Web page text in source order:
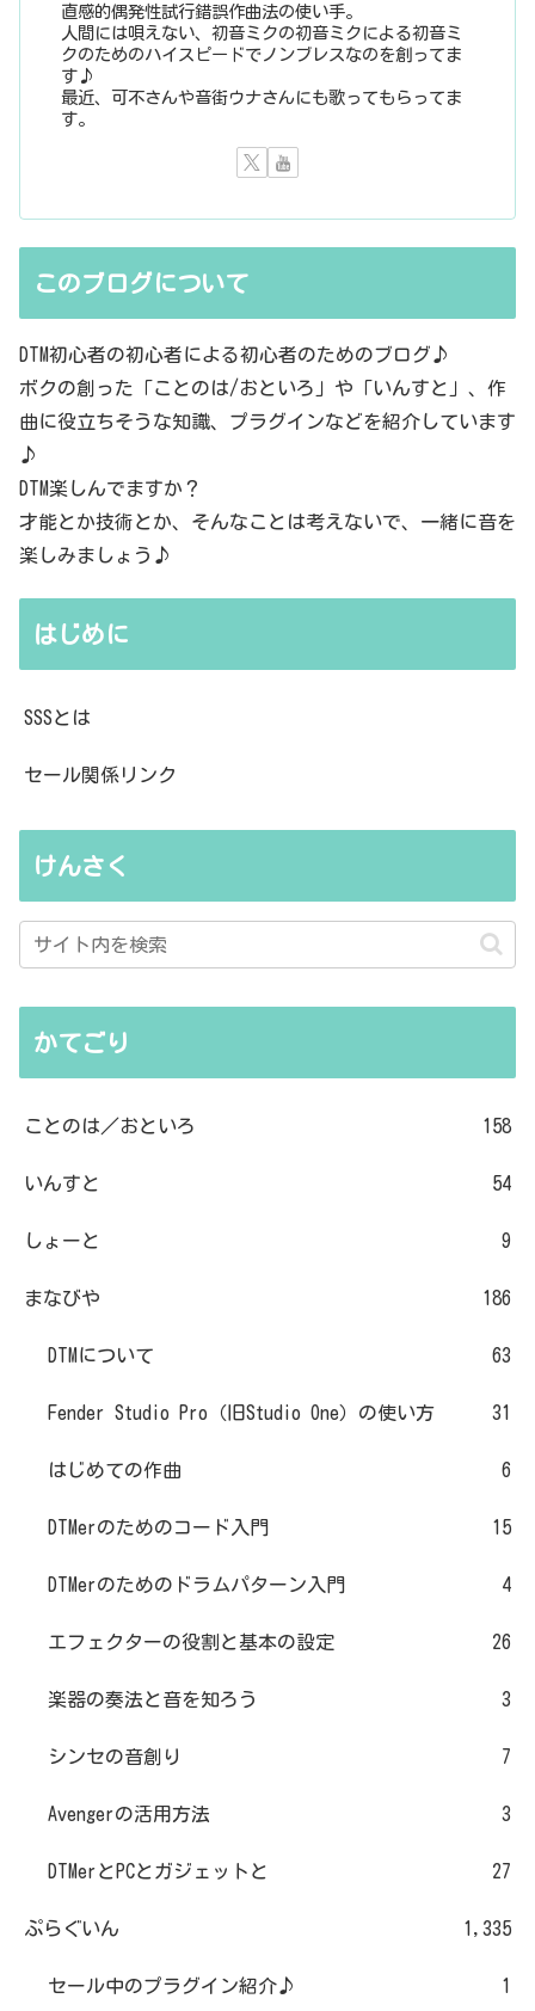
直感的偶発性試行錯誤作曲法の使い手。
人間には唄えない、初音ミクの初音ミクによる初音ミ
クのためのハイスピードでノンブレスなのを創ってま
す♪
最近、可不さんや音街ウナさんにも歌ってもらってま
す。
このブログについて
DTM初心者の初心者による初心者のためのブログ♪
ボクの創った「ことのは/おといろ」や「いんすと」、作
曲に役立ちそうな知識、プラグインなどを紹介しています
♪
DTM楽しんでますか？
才能とか技術とか、そんなことは考えないで、一緒に音を
楽しみましょう♪
はじめに
SSSとは
セール関係リンク
けんさく
かてごり
ことのは／おといろ 158
いんすと 54
しょーと 9
まなびや 186
DTMについて 63
Fender Studio Pro（旧Studio One）の使い方 31
はじめての作曲 6
DTMerのためのコード入門 15
DTMerのためのドラムパターン入門 4
エフェクターの役割と基本の設定 26
楽器の奏法と音を知ろう 3
シンセの音創り 7
Avengerの活用方法 3
DTMerとPCとガジェットと 27
ぷらぐいん 1,335
セール中のプラグイン紹介♪ 1